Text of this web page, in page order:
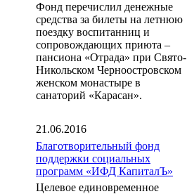
Фонд перечислил денежные
средства за билеты на летнюю
поездку воспитанниц и
сопровождающих приюта –
пансиона «Отрада» при Свято-
Никольском Черноостровском
женском монастыре в
санаторий «Карасан».
21.06.2016
Благотворительный фонд
поддержки социальных
программ «ИФД КапиталЪ»
Целевое единовременное